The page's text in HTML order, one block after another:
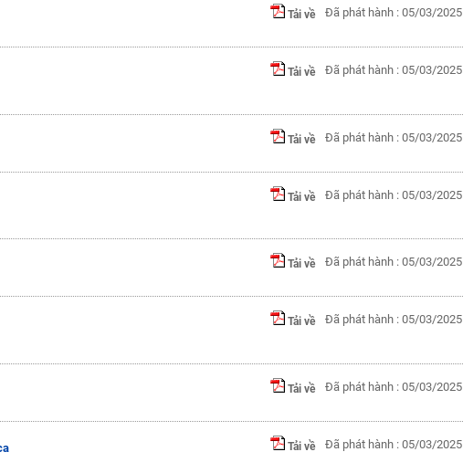
Tải về Đã phát hành : 05/03/2025
Tải về Đã phát hành : 05/03/2025
Tải về Đã phát hành : 05/03/2025
Tải về Đã phát hành : 05/03/2025
Tải về Đã phát hành : 05/03/2025
Tải về Đã phát hành : 05/03/2025
Tải về Đã phát hành : 05/03/2025
Tải về Đã phát hành : 05/03/2025